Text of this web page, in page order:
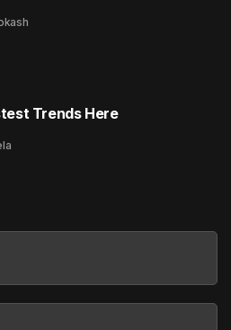
Trends Here